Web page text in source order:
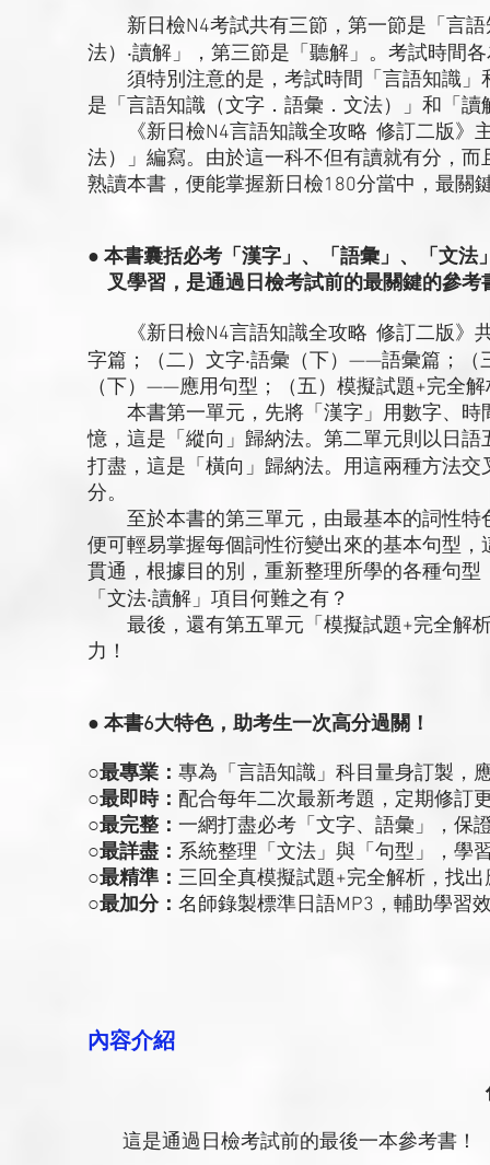
新日檢N4考試共有三節，第一節是「言語
法）‧讀解」，第三節是「聽解」。考試時間
須特別注意的是，考試時間「言語知識」
是「言語知識（文字．語彙．文法）」和「
《新日檢N4言語知識全攻略 修訂二版》
法）」編寫。由於這一科不但有讀就有分，
熟讀本書，便能掌握新日檢180分當中，最關
● 本書囊括必考「漢字」、「語彙」、「文
叉學習，是通過日檢考試前的最關鍵的參考
《新日檢N4言語知識全攻略 修訂二版》
字篇；（二）文字‧語彙（下）——語彙篇；
（下）——應用句型；（五）模擬試題+完全
本書第一單元，先將「漢字」用數字、時
憶，這是「縱向」歸納法。第二單元則以日
打盡，這是「橫向」歸納法。用這兩種方法
分。
至於本書的第三單元，由最基本的詞性特
便可輕易掌握每個詞性衍變出來的基本句型
貫通，根據目的別，重新整理所學的各種句
「文法‧讀解」項目何難之有？
最後，還有第五單元「模擬試題+完全解
力！
● 本書6大特色，助考生一次高分過關！
○最專業： 專為「言語知識」科目量身訂製，
○最即時： 配合每年二次最新考題，定期修訂
○最完整： 一網打盡必考「文字、語彙」，保
○最詳盡： 系統整理「文法」與「句型」，學
○最精準： 三回全真模擬試題+完全解析，找
○最加分： 名師錄製標準日語MP3，輔助學習
內容介紹
這是通過日檢考試前的最後一本參考書！